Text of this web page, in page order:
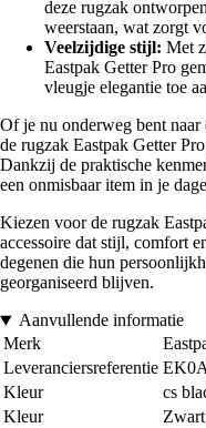
deze rugzak
weerstaan, wat zorgt
Veelzijdige stijl: Met
Eastpak Getter Pro
vleugje elegantie toe
Of je nu onderweg bent naar
de rugzak Eastpak Getter
Dankzij de praktische
een onmisbaar item in je
Kiezen voor de rugzak
accessoire dat stijl, comfort
degenen die hun
georganiseerd blijven.
Aanvullende informatie
Merk
Leveranciersreferentie
Kleur
cs
Kleur
Zwart